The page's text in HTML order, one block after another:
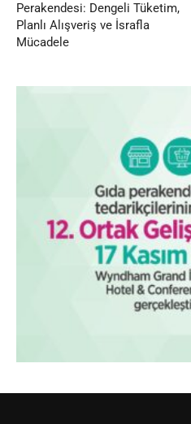
Perakendesi: Dengeli Tüketim,
Planlı Alışveriş ve İsrafla
Mücadele